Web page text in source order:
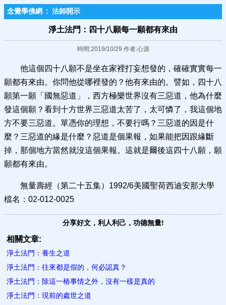
念覺學佛網 : 法師開示
淨土法門：四十八願每一願都有來由
時間:2019/10/29 作者:心源
他這個四十八願不是坐在家裡打妄想發的，確確實實每一
願都有來由。你問他從哪裡發的？他有來由的。譬如，四十八
願第一願「國無惡道」，西方極樂世界沒有三惡道，他為什麼
發這個願？看到十方世界三惡道太苦了，太可憐了，我這個地
方不要三惡道。單憑你的理想，不要行嗎？三惡道的因是什
麼？三惡道的緣是什麼？惡道是個果報，如果能把因跟緣斷
掉，那個地方當然就沒這個果報。這就是爾後這四十八願，願
願都有來由。
無量壽經（第二十五集）1992/6美國聖荷西迪安那大學
檔名：02-012-0025
分享好文，利人利己，功德無量!
相關文章:
淨土法門：養生之道
淨土法門：往來都是假的，何必認真？
淨土法門：除這一樁事情之外，沒有一樣是真的
淨土法門：現前的處世之道